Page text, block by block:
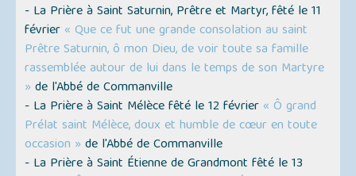
- La Prière à Saint Saturnin, Prêtre et Martyr, fêté le 11
février « Que ce fut une grande consolation au saint
Prêtre Saturnin, ô mon Dieu, de voir toute sa famille
rassemblée autour de lui dans le temps de son Martyre
» de l'Abbé de Commanville
- La Prière à Saint Mélèce fêté le 12 février « Ô grand
Prélat saint Mélèce, doux et humble de cœur en toute
occasion » de l'Abbé de Commanville
- La Prière à Saint Étienne de Grandmont fêté le 13